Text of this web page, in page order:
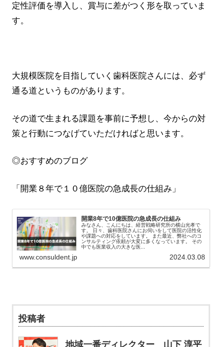
定性評価を導入し、賞与に差がつく形を取っていま
す。
大規模医院を目指していく歯科医院さんには、必ず
通る道というものがあります。
その道で生まれる課題を事前に予想し、今からの対
策と行動につなげていただければと思います。
◎おすすめのブログ
「開業８年で１０億医院の急成長の仕組み」
開業8年で10億医院の急成長の仕組み
みなさん、こんにちは、経営戦略研究所の横山光孝で
す。 日々、歯科医院さんにお伺いをして医院の活性化
や課題への対応をしています。 また最近、弊社へのコ
ンサルティング依頼が大変に多くなっています。 その
中でも医業収入の大きな医...
www.consuldent.jp 2024.03.08
投稿者
地域一番ディレクター 山下 淳平